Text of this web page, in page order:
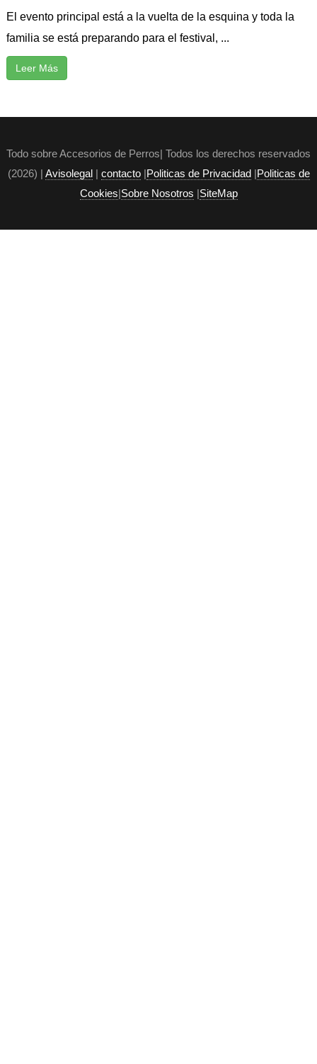
El evento principal está a la vuelta de la esquina y toda la
familia se está preparando para el festival, ...
Leer Más
Todo sobre Accesorios de Perros| Todos los derechos reservados
(2026) | Avisolegal| contacto|Politicas de Privacidad|Politicas de
Cookies|Sobre Nosotros |SiteMap